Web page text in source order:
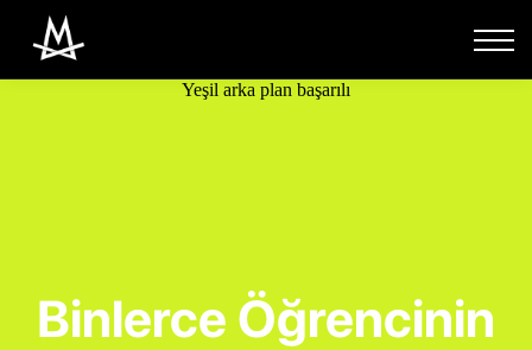
Giriş Yap
Binlerce Öğrencinin
Yeşil arka plan başarılı